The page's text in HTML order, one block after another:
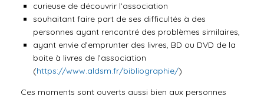
curieuse de découvrir l’association
souhaitant faire part de ses difficultés à des
personnes ayant rencontré des problèmes similaires,
ayant envie d’emprunter des livres, BD ou DVD de la
boite à livres de l’association
(https://www.aldsm.fr/bibliographie/)
Ces moments sont ouverts aussi bien aux personnes